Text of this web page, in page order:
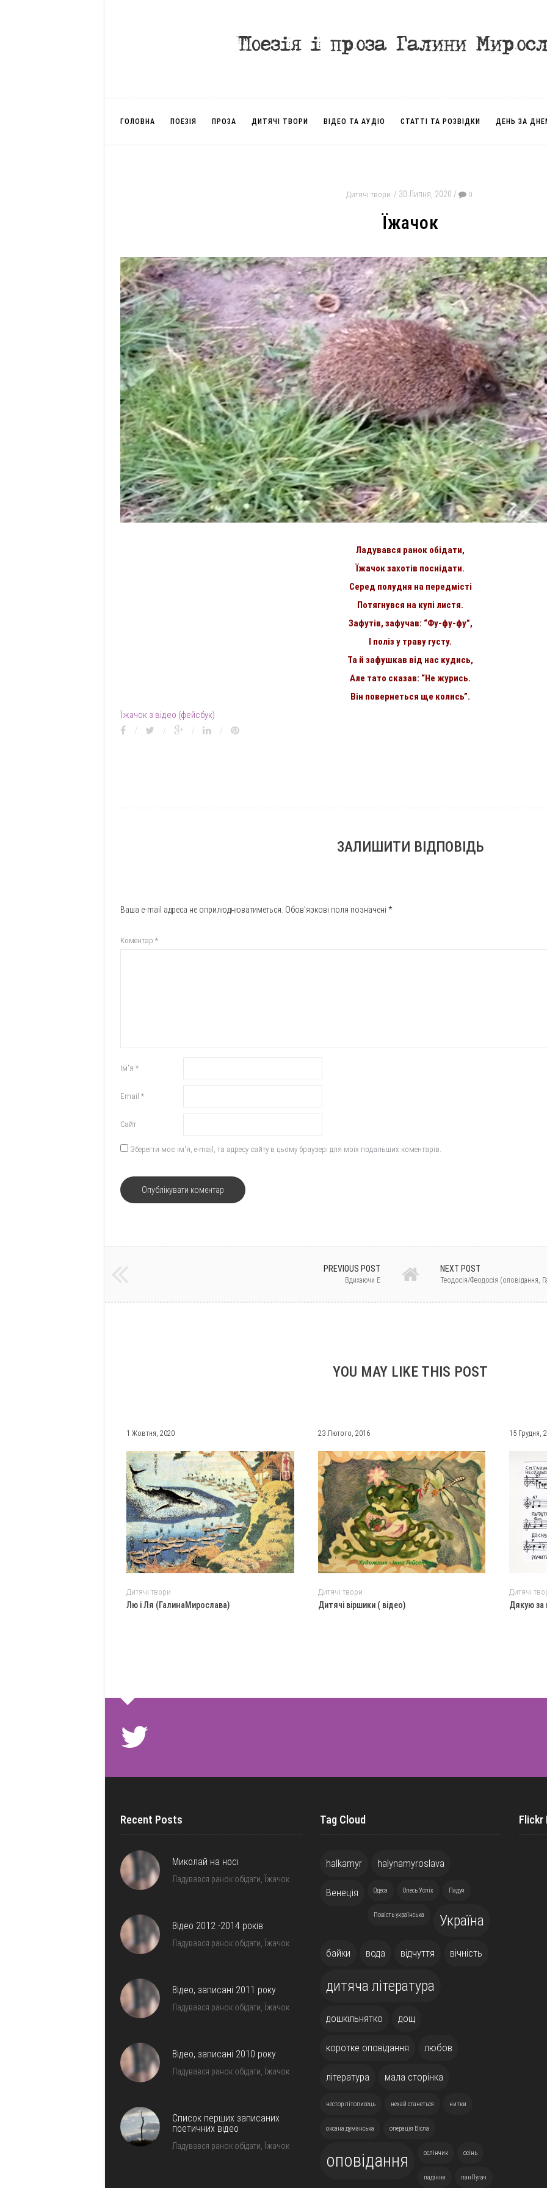
ГОЛОВНА ПОЕЗІЯ ПРОЗА ДИТЯЧІ ТВОРИ ВІДЕО ТА АУДІО СТАТТІ ТА РОЗВІДКИ ДЕНЬ ЗА
Дитячі твори 30 Липня, 2020 0
Їжачок
Ладувався ранок обідати,
Їжачок захотів поснідати.
Серед полудня на передмісті
Потягнувся на купі листя.
Зафутів, зафучав: “Фу-фу-фу”,
І поліз у траву густу.
Та й зафушкав від нас кудись,
Але тато сказав: “Не журись.
Він повернеться ще колись”.
Їжачок з відео (фейсбук)
/ / / /
ЗАЛИШИТИ ВІДПОВІДЬ
Ваша e-mail адреса не оприлюднюватиметься. Обов’язкові поля позначені *
Коментар *
Ім'я *
Email *
Сайт
Зберегти моє ім'я, e-mail, та адресу сайту в цьому браузері для моїх подальших коментарів.
PREVIOUS POST
Вдихаючи Е
NEXT POST
Теодосія/Феодосія (оповідання,
YOU MAY LIKE THIS POST
1 Жовтня, 2020
Дитячі твори
Лю і Ля (ГалинаМирослава)
23 Лютого, 2016
Дитячі твори
Дитячі віршики ( відео)
15 Грудня,
Дитячі
Дякую за
Recent Posts
Миколай на носі
Ладувався ранок обідати, Їжачок
Відео 2012 -2014 років
Ладувався ранок обідати, Їжачок
Відео, записані 2011 року
Ладувався ранок обідати, Їжачок
Відео, записані 2010 року
Ладувався ранок обідати, Їжачок
Список перших записаних
поетичних відео
Ладувався ранок обідати, Їжачок
Tag Cloud
halkamyr halynamyroslava
Венеція Одеса Олесь Успіх Падуя
Повість українська Україна
байки вода відчуття вічність
дитяча література
дошкільнятко дощ
коротке оповідання любов
література мала сторінка
нестор літописець нехай станеться нитки
оксана думанська операція Вісла
оповідання ослінчик осінь
падіння панПугач
Flickr